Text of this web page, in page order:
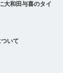
大和田与喜のタイ
いて